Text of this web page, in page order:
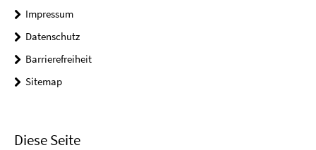
Impressum
Datenschutz
Barrierefreiheit
Sitemap
Diese Seite